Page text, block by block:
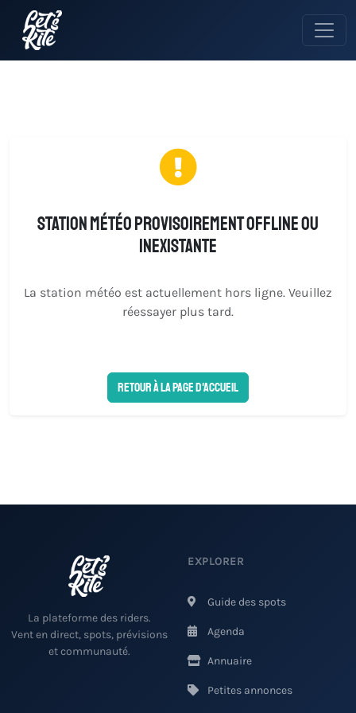
Station météo provisoirement offline ou
inexistante
La station météo est actuellement hors ligne. Veuillez
réessayer plus tard.
Retour à la page d'accueil
La plateforme des riders.
Vent en direct, spots, prévisions
et communauté.
EXPLORER
Guide des spots
Agenda
Annuaire
Petites annonces